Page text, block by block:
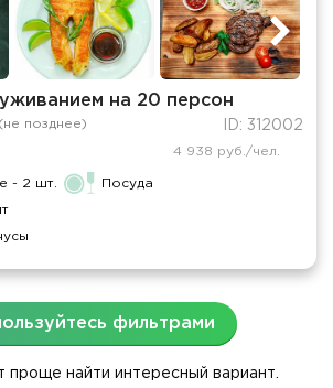
на 20 персон
позднее) ID: 312002
- 2 шт. Посуда
4 938 руб./чел.
фильтрами
проще найти интересный вариант.